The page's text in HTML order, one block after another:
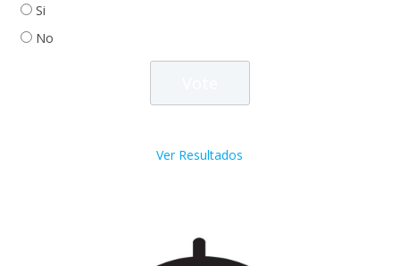
Si
No
Ver Resultados